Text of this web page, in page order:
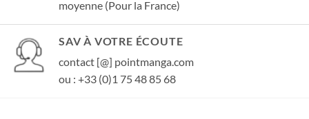
moyenne (Pour la France)
SAV À VOTRE ÉCOUTE
contact [@] pointmanga.com
ou : +33 (0)1 75 48 85 68